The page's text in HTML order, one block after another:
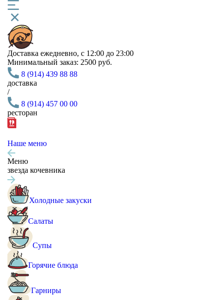
Доставка ежедневно, с 12:00 до 23:00
Минимальный заказ: 2500 руб.
8 (914) 439 88 88
доставка
/
8 (914) 457 00 00
ресторан
Наше меню
Меню
звезда кочевника
Холодные закуски
Салаты
Супы
Горячие блюда
Гарниры